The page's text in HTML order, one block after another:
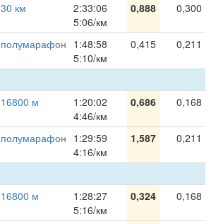
30 км
2:33:06
5:06/км
0,888 0,300
полумарафон 1:48:58
5:10/км
0,415 0,211
16800 м
1:20:02
4:46/км
0,686 0,168
полумарафон 1:29:59
4:16/км
1,587 0,211
16800 м
1:28:27
5:16/км
0,324 0,168